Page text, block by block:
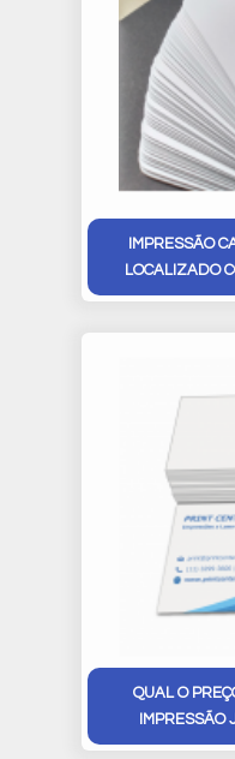
IMPRESSÃO
LOCALIZADO
QUAL O